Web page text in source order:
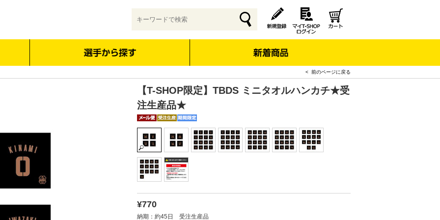
< 前のページに戻る
【T-SHOP限定】TBDS ミニタオルハンカチ★受
注生産品★
¥770
納期：約45日 受注生産品